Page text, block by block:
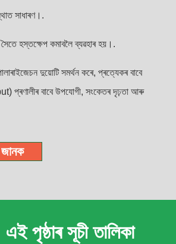
সাধাৰণ।.
হস্তক্ষেপ কমাবলৈ ব্যৱহাৰ হয়।.
দুয়োটি সমৰ্থন কৰে, প্ৰত্যেকৰ বাবে
বাবে উপযোগী, সংকেতৰ দৃঢ়তা আৰু
এই পৃষ্ঠাৰ সূচী তালিকা